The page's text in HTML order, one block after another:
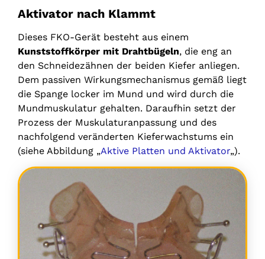
Aktivator nach Klammt
Dieses FKO-Gerät besteht aus einem
Kunststoffkörper mit Drahtbügeln, die eng an
den Schneidezähnen der beiden Kiefer anliegen.
Dem passiven Wirkungsmechanismus gemäß liegt
die Spange locker im Mund und wird durch die
Mundmuskulatur gehalten. Daraufhin setzt der
Prozess der Muskulaturanpassung und des
nachfolgend veränderten Kieferwachstums ein
(siehe Abbildung „Aktive Platten und Aktivator„).